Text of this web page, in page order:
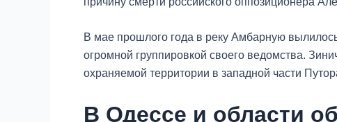
В мае прошлого года в реку Амбарную
огромной группировкой своего ведомства.
охраняемой территории в западной части
В Одессе и области